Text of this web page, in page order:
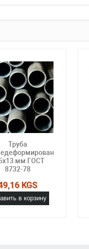
Труба
мм ГОСТ
8732-78
KGS
в корзину